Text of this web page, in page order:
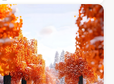
die de warme gloed van een
zonsondergang weerspiegelt, vangt deze
afbeelding de essentie van serene virtuele
landschappen. Perfect voor gaming
enthousiastelingen en fans van Minecraft,
de scène speelt zich af temidden van
hoekige bomen en glinsterend water,
waardoor een idyllische digitale
ontsnapping ontstaat. Transformeer je
scherm met dit mooie en rustige
Minecraft-thema kunstwerk.